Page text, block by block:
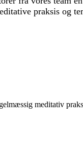
praksis og
meditativ